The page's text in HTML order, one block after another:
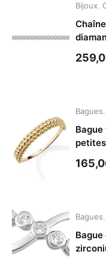
Bijoux
Bagues
Bagues